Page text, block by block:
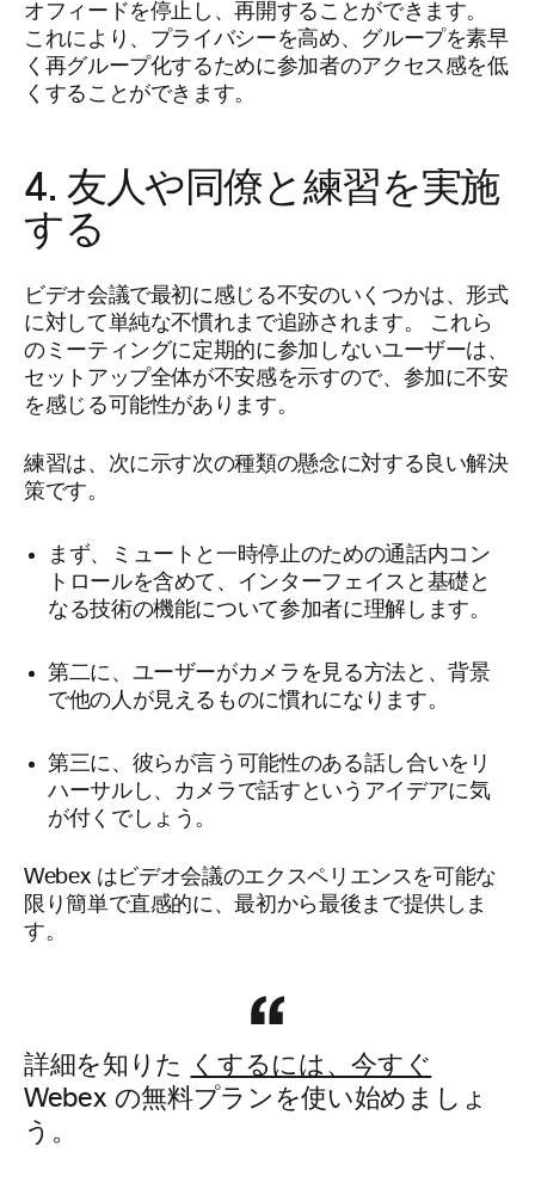
オフィードを停止し、再開することができます。
これにより、プライバシーを高め、グループを素早
く再グループ化するために参加者のアクセス感を低
くすることができます。
4. 友人や同僚と練習を実施
する
ビデオ会議で最初に感じる不安のいくつかは、形式
に対して単純な不慣れまで追跡されます。 これら
のミーティングに定期的に参加しないユーザーは、
セットアップ全体が不安感を示すので、参加に不安
を感じる可能性があります。
練習は、次に示す次の種類の懸念に対する良い解決
策です。
まず、ミュートと一時停止のための通話内コン
トロールを含めて、インターフェイスと基礎と
なる技術の機能について参加者に理解します。
第二に、ユーザーがカメラを見る方法と、背景
で他の人が見えるものに慣れになります。
第三に、彼らが言う可能性のある話し合いをリ
ハーサルし、カメラで話すというアイデアに気
が付くでしょう。
Webex はビデオ会議のエクスペリエンスを可能な
限り簡単で直感的に、最初から最後まで提供しま
す。
詳細を知りた
くするには、今すぐ
Webex の無料プランを使い始めましょ
う。